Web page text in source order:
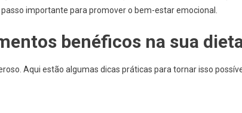
importante para promover o bem-estar emocional.
benéficos na sua
Aqui estão algumas dicas práticas para tornar isso